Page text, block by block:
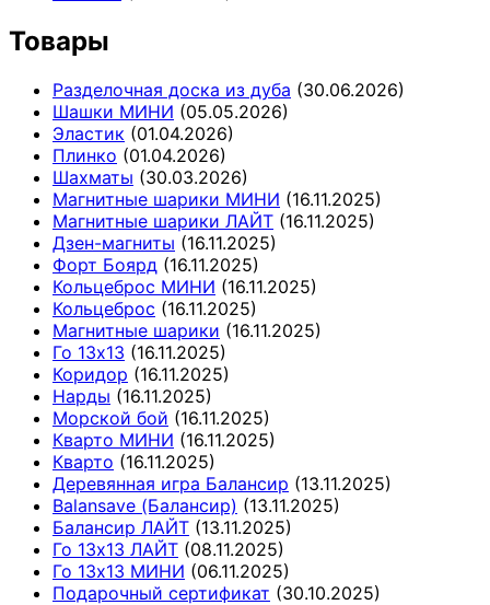
Товары
Разделочная доска из дуба (30.06.2026)
Шашки МИНИ (05.05.2026)
Эластик (01.04.2026)
Плинко (01.04.2026)
Шахматы (30.03.2026)
Магнитные шарики МИНИ (16.11.2025)
Магнитные шарики ЛАЙТ (16.11.2025)
Дзен-магниты (16.11.2025)
Форт Боярд (16.11.2025)
Кольцеброс МИНИ (16.11.2025)
Кольцеброс (16.11.2025)
Магнитные шарики (16.11.2025)
Го 13х13 (16.11.2025)
Коридор (16.11.2025)
Нарды (16.11.2025)
Морской бой (16.11.2025)
Кварто МИНИ (16.11.2025)
Кварто (16.11.2025)
Деревянная игра Балансир (13.11.2025)
Balansave (Балансир) (13.11.2025)
Балансир ЛАЙТ (13.11.2025)
Го 13х13 ЛАЙТ (08.11.2025)
Го 13х13 МИНИ (06.11.2025)
Подарочный сертификат (30.10.2025)